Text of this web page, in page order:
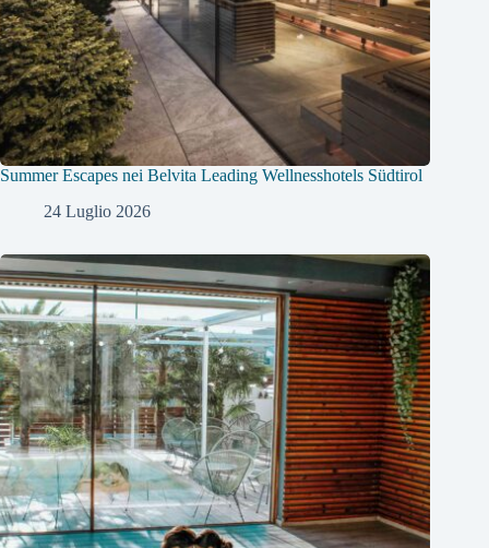
Summer Escapes nei Belvita Leading Wellnesshotels Südtirol
24 Luglio 2026